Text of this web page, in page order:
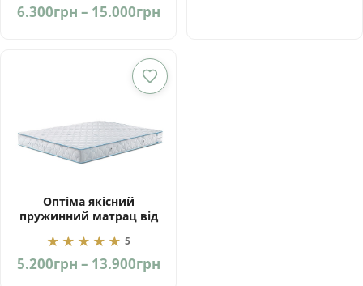
6.300грн – 15.000грнPrice
through
15.000грн
Оптіма якісний
пружинний матрац від
★★★★★ 5
5.200грн – 13.900грнPrice